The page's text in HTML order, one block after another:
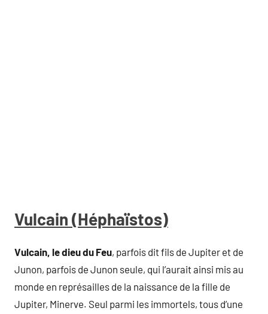
Vulcain (Héphaïstos)
Vulcain, le dieu du Feu, parfois dit fils de Jupiter et de
Junon, parfois de Junon seule, qui l’aurait ainsi mis au
monde en représailles de la naissance de la fille de
Jupiter, Minerve. Seul parmi les immortels, tous d’une